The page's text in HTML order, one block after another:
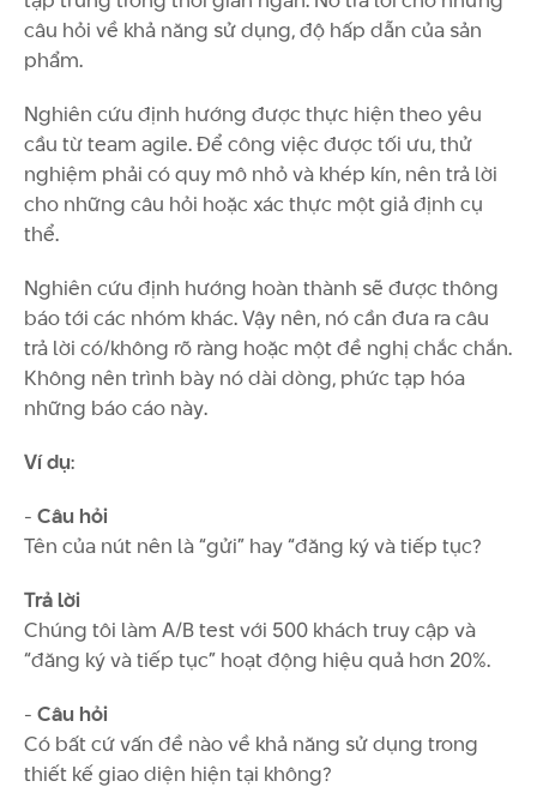
câu hỏi về khả năng sử dụng, độ hấp dẫn của sản
phẩm.
Nghiên cứu định hướng được thực hiện theo yêu
cầu từ team agile. Để công việc được tối ưu, thử
nghiệm phải có quy mô nhỏ và khép kín, nên trả lời
cho những câu hỏi hoặc xác thực một giả định cụ
thể.
Nghiên cứu định hướng hoàn thành sẽ được thông
báo tới các nhóm khác. Vậy nên, nó cần đưa ra câu
trả lời có/không rõ ràng hoặc một đề nghị chắc chắn.
Không nên trình bày nó dài dòng, phức tạp hóa
những báo cáo này.
Ví dụ:
- Câu hỏi
Tên của nút nên là “gửi” hay “đăng ký và tiếp tục?
Trả lời
Chúng tôi làm A/B test với 500 khách truy cập và
“đăng ký và tiếp tục” hoạt động hiệu quả hơn 20%.
- Câu hỏi
Có bất cứ vấn đề nào về khả năng sử dụng trong
thiết kế giao diện hiện tại không?